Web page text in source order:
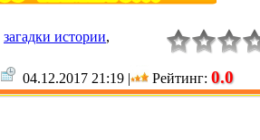
загадки истории,
04.12.2017 21:19 | Рейтинг: 0.0